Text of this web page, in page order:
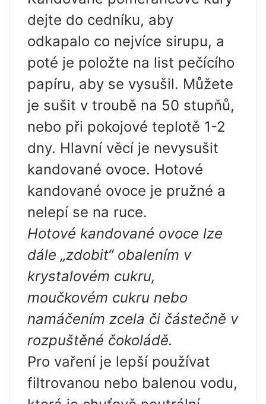
dejte do cedníku, aby
odkapalo co nejvíce sirupu, a
poté je položte na list pečícího
papíru, aby se vysušil. Můžete
je sušit v troubě na 50 stupňů,
nebo při pokojové teplotě 1-2
dny. Hlavní věcí je nevysušit
kandované ovoce. Hotové
kandované ovoce je pružné a
nelepí se na ruce.
Hotové kandované ovoce lze
dále „zdobit“ obalením v
krystalovém cukru,
moučkovém cukru nebo
namáčením zcela či částečně v
rozpuštěné čokoládě.
Pro vaření je lepší používat
filtrovanou nebo balenou vodu,